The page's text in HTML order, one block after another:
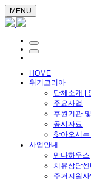
MENU
HOME
위키코리아
단체소개 |
주요사업
후원기관
공시자료
찾아오시는
사업안내
만나하우스
치유상담센
주거지원사